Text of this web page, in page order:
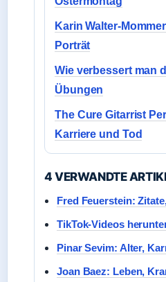
Karin Walter-
Porträt
Wie verbessert man
Übungen
The Cure Gitarrist
Karriere und Tod
4 VERWANDTE
Fred Feuerstein:
TikTok-Videos
Pinar Sevim: Alter,
Joan Baez: Leben,